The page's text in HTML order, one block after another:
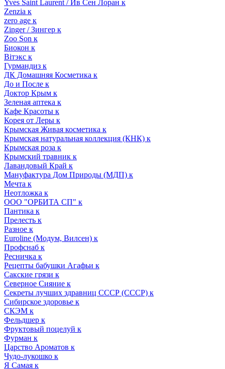
Yves Saint Laurent / Ив Сен Лоран к
Zenzia к
zero age к
Zinger / Зингер к
Zoo Son к
Биокон к
Вiтэкс к
Гурмандиз к
ДК Домашняя Косметика к
До и После к
Доктор Крым к
Зеленая аптека к
Кафе Красоты к
Корея от Леры к
Крымская Живая косметика к
Крымская натуральная коллекция (КНК) к
Крымская роза к
Крымский травник к
Лавандовый Край к
Мануфактура Дом Природы (МДП) к
Мечта к
Неотложка к
ООО "ОРБИТА СП" к
Пантика к
Прелесть к
Разное к
Euroline (Модум, Вилсен) к
Профснаб к
Ресничка к
Рецепты бабушки Агафьи к
Сакские грязи к
Северное Сияние к
Секреты лучших здравниц СССР (СССР) к
Сибирское здоровье к
СКЭМ к
Фельдшер к
Фруктовый поцелуй к
Фурман к
Царство Ароматов к
Чудо-лукошко к
Я Самая к